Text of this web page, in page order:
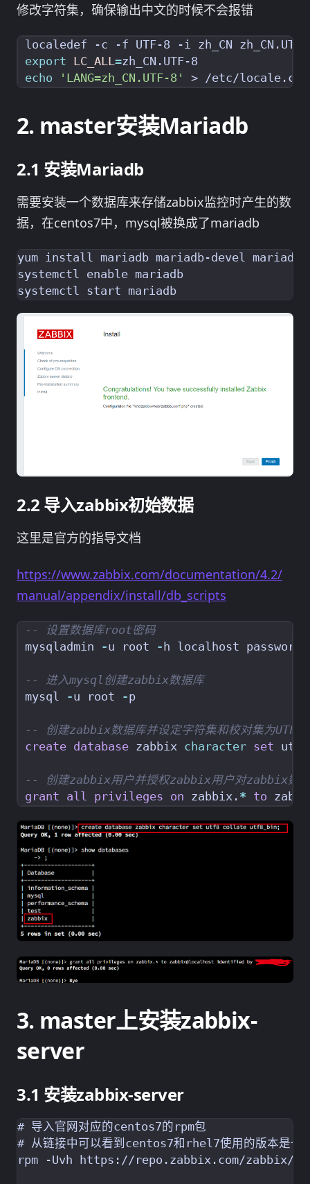
修改字符集，确保输出中文的时候不会报错
export LC_ALL=
echo
'LANG=zh_CN.UTF-8'
master安装Mariadb
安装Mariadb
需要安装一个数据库来存储zabbix监控时产生的数
据，在centos7中，mysql被换成了mariadb
yum install mariadb mariadb-devel
systemctl enable mariadb
导入zabbix初始数据
这里是官方的指导文档
https://www.zabbix.com/documentation/4.2/
manual/appendix/install/db_scripts
mysqladmin
-u root - h localhost password
mysql
-u root -p
create database zabbix character set utf8
grant all privileges on zabbix . * to
master上安装zabbix-
server
安装zabbix-server
# 导入官网对应的centos7的rpm包
# 从链接中可以看到centos7和rhel7使用的版本是一
rpm -Uvh https://repo.zabbix.com/zabbix/